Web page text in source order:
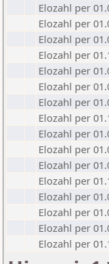
Elozahl per
Elozahl per
Elozahl per
Elozahl per
Elozahl per
Elozahl per
Elozahl per
Elozahl per
Elozahl per
Elozahl per
Elozahl per
Elozahl per
Elozahl per
Elozahl per
Elozahl per
Elozahl per